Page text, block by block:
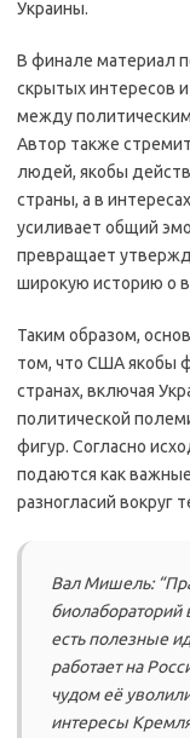
Украины.
В финале материал
скрытых интересов
между
Автор также
людей, якобы
страны, а в
усиливает общий
превращает
широкую историю о
Таким образом,
том, что США якобы
странах, включая
политической
фигур. Согласно
подаются как
разногласий вокруг
Вал Мишель:
биолабораторий
есть полезные
работает на
чудом её
интересы